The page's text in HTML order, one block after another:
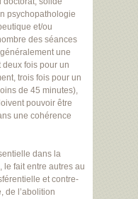
psychopathologie
et/ou
des séances
une
fois pour un
trois fois pour un
de 45 minutes),
pouvoir être
une cohérence
dans la
le fait entre autres au
et contre-
de l’abolition